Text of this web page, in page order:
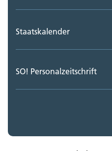
Staatskalender
SO! Personalzeitschrift